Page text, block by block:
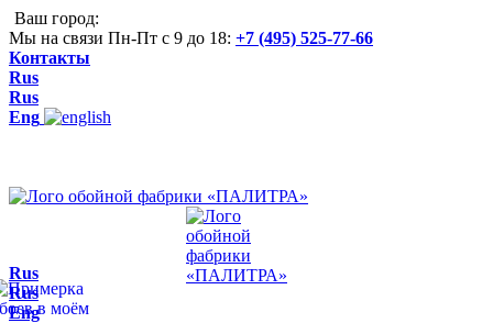
Ваш город:
Мы на связи Пн-Пт с 9 до 18: +7 (495) 525-77-66
Контакты
Rus
Rus
Eng
Rus
Rus
Eng